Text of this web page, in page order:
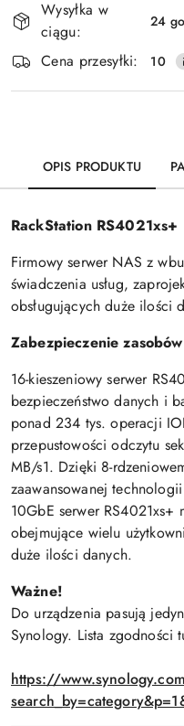
i
dostawa
Wysyłka w
ciągu:
24
Cena przesyłki: 10
OPIS PRODUKTU
RackStation RS4021xs+
Firmowy serwer NAS z
świadczenia usług,
obsługujących duże ilości
Zabezpieczenie
16-kieszeniowy serwer
bezpieczeństwo danych i
ponad 234 tys. operacji
przepustowości odczytu
MB/s1. Dzięki 8-
zaawansowanej
10GbE serwer RS4021xs+
obejmujące wielu
duże ilości danych.
Ważne!
Do urządzenia pasują
Synology. Lista zgodności
https://